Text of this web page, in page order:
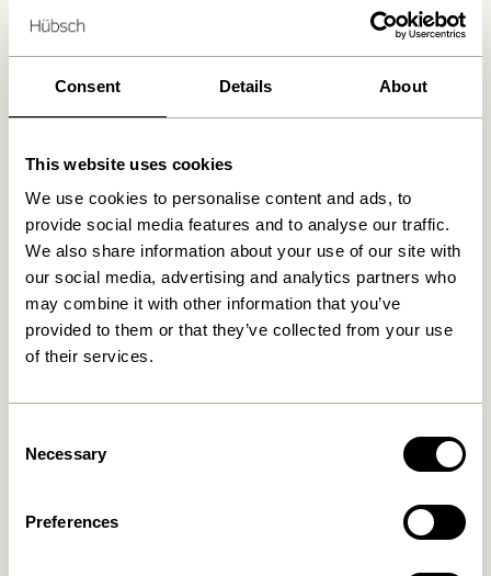
Consent Details About
This website uses cookies
We use cookies to personalise content and ads, to
provide social media features and to analyse our traffic.
We also share information about your use of our site with
our social media, advertising and analytics partners who
may combine it with other information that you’ve
provided to them or that they’ve collected from your use
of their services.
Selection
Necessary
Preferences
Livraison gratuite à partir de